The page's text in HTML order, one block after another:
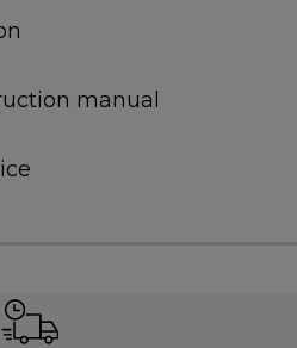
manual